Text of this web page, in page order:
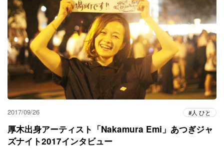
2017/09/26 人 ひと
厚木出身アーティスト「Nakamura Emi」あつぎジャ
ズナイト2017インタビュー